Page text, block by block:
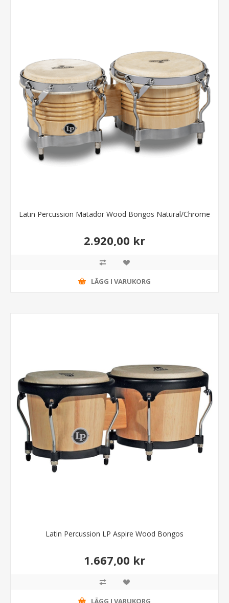
Latin Percussion Matador Wood Bongos Natural/Chrome
2.920,00 kr
LÄGG I VARUKORG
Latin Percussion LP Aspire Wood Bongos
1.667,00 kr
LÄGG I VARUKORG